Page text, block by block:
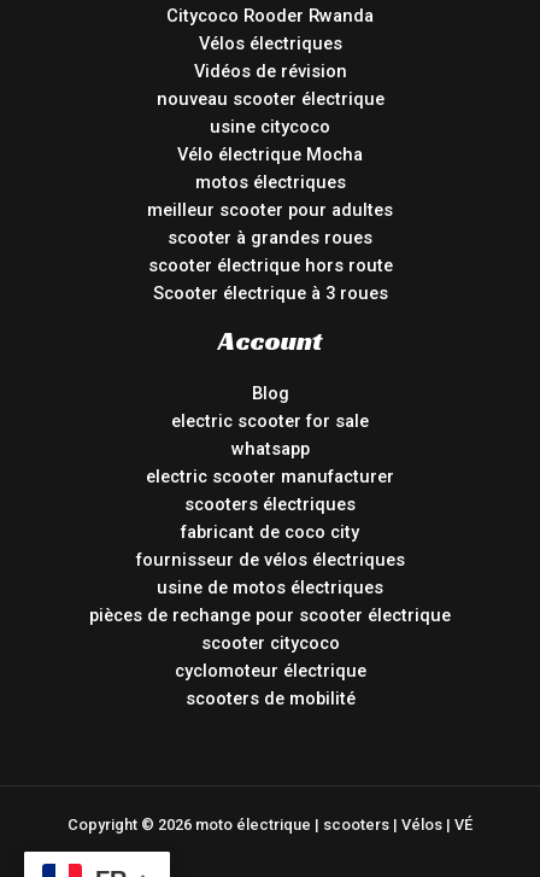
Citycoco Rooder Rwanda
Vélos électriques
Vidéos de révision
nouveau scooter électrique
usine citycoco
Vélo électrique Mocha
motos électriques
meilleur scooter pour adultes
scooter à grandes roues
scooter électrique hors route
Scooter électrique à 3 roues
Account
Blog
electric scooter for sale
whatsapp
electric scooter manufacturer
scooters électriques
fabricant de coco city
fournisseur de vélos électriques
usine de motos électriques
pièces de rechange pour scooter électrique
scooter citycoco
cyclomoteur électrique
scooters de mobilité
Copyright © 2026 moto électrique | scooters | Vélos | VÉ